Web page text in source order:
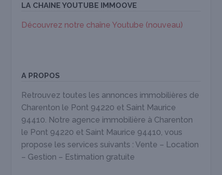
LA CHAINE YOUTUBE IMMOOVE
Découvrez notre chaîne Youtube (nouveau)
A PROPOS
Retrouvez toutes les annonces immobilières de
Charenton le Pont 94220 et Saint Maurice
94410. Notre agence immobilière à Charenton
le Pont 94220 et Saint Maurice 94410, vous
propose les services suivants : Vente – Location
– Gestion – Estimation gratuite